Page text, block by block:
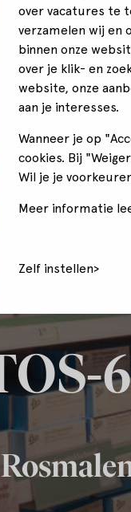
over vacatures te
verzamelen wij en
binnen onze
over je klik- en
website, onze
aan je interesses.
Wanneer je op
cookies. Bij
Wil je je
Meer informatie
Zelf instellen